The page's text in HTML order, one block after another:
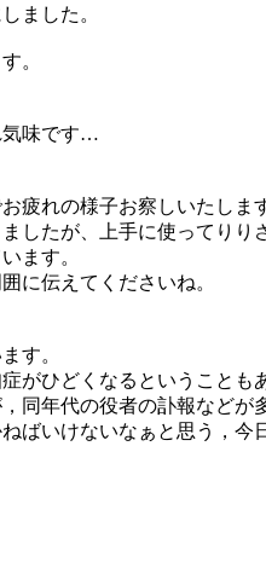
ました。
。
気味です…
疲れの様子お察しいたしま
したが、上手に使ってりり
ます。
に伝えてくださいね。
す。
がひどくなるということも
同年代の役者の訃報などが
ばいけないなぁと思う，今